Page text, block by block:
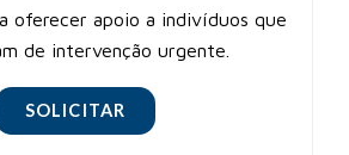
oferecer apoio a indivíduos que
de intervenção urgente.
SOLICITAR